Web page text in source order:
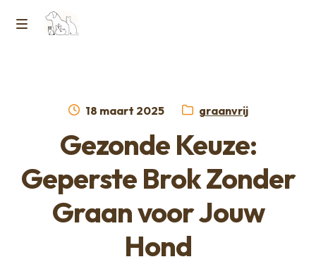
Ga
Ga
Horcon Webshop – GDPR / Voorwaarden /
Privacybeleid
Over ons
Geplaatst
18 maart 2025 Categorie:
graanvrij
Gezonde Keuze:
Geperste Brok Zonder
Graan voor Jouw
Hond